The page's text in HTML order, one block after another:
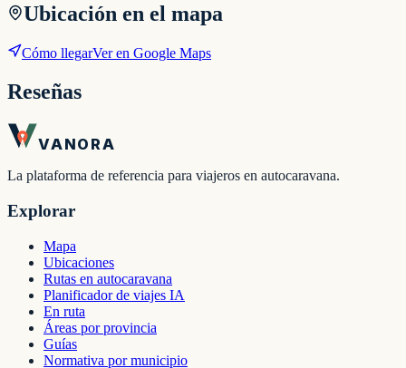
Ubicación en el mapa
Cómo llegarVer en Google Maps
Reseñas
VANORA
La plataforma de referencia para viajeros en autocaravana.
Explorar
Mapa
Ubicaciones
Rutas en autocaravana
Planificador de viajes IA
En ruta
Áreas por provincia
Guías
Normativa por municipio